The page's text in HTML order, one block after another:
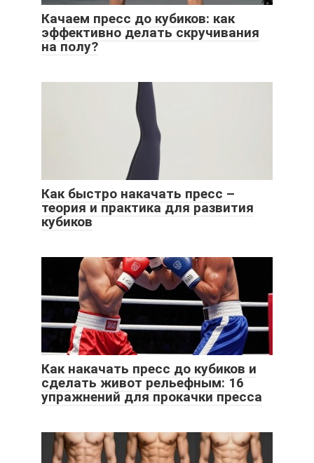
Качаем пресс до кубиков: как
эффективно делать скручивания
на полу?
Как быстро накачать пресс –
теория и практика для развития
кубиков
Как накачать пресс до кубиков и
сделать живот рельефным: 16
упражнений для прокачки пресса